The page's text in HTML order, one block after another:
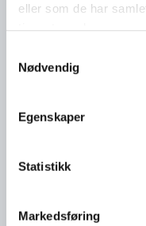
eller som de har
Nødvendig
Egenskaper
Statistikk
Markedsføring